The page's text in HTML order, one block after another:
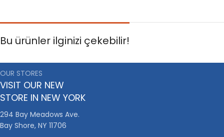
Bu ürünler ilginizi çekebilir!
OUR STORES
VISIT OUR NEW
STORE IN NEW YORK
294 Bay Meadows Ave.
Bay Shore, NY 11706